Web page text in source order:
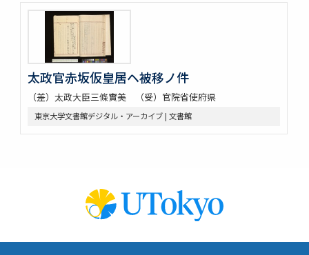
太政官赤坂仮皇居ヘ被移ノ件
（差）太政大臣三條實美 （受）官院省使府県
東京大学文書館デジタル・アーカイブ | 文書館